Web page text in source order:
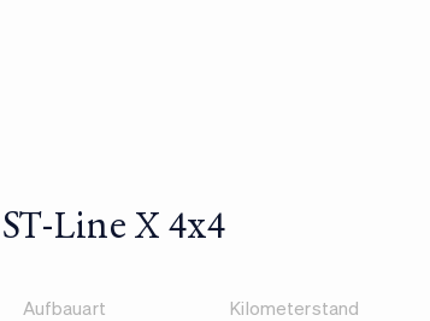
Line X 4x4
Aufbauart
Kilometerstand